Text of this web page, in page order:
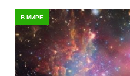
В МИРЕ